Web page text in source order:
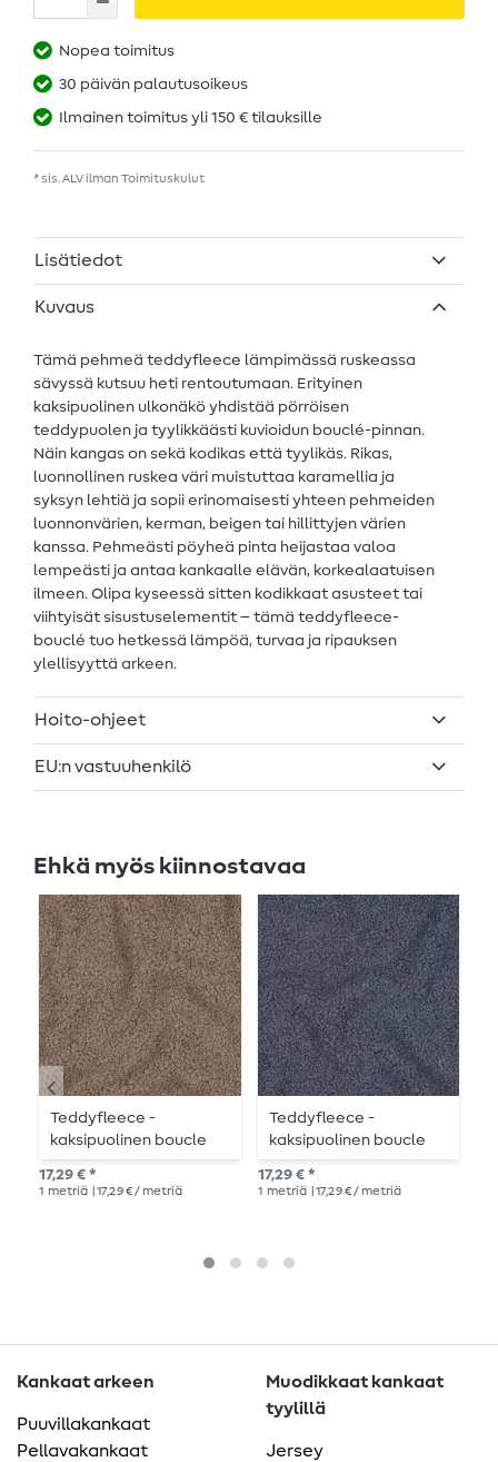
Nopea toimitus
30 päivän palautusoikeus
Ilmainen toimitus yli 150 € tilauksille
* sis. ALV ilman Toimituskulut
Lisätiedot
Kuvaus
Tämä pehmeä teddyfleece lämpimässä ruskeassa
sävyssä kutsuu heti rentoutumaan. Erityinen
kaksipuolinen ulkonäkö yhdistää pörröisen
teddypuolen ja tyylikkäästi kuvioidun bouclé-pinnan.
Näin kangas on sekä kodikas että tyylikäs. Rikas,
luonnollinen ruskea väri muistuttaa karamellia ja
syksyn lehtiä ja sopii erinomaisesti yhteen pehmeiden
luonnonvärien, kerman, beigen tai hillittyjen värien
kanssa. Pehmeästi pöyheä pinta heijastaa valoa
lempeästi ja antaa kankaalle elävän, korkealaatuisen
ilmeen. Olipa kyseessä sitten kodikkaat asusteet tai
viihtyisät sisustuselementit – tämä teddyfleece-
bouclé tuo hetkessä lämpöä, turvaa ja ripauksen
ylellisyyttä arkeen.
Hoito-ohjeet
EU:n vastuuhenkilö
Ehkä myös kiinnostavaa
Teddyfleece -
kaksipuolinen boucle
yksivärinen taupe
17,29 € *
1 metriä | 17,29 € / metriä
Teddyfleece -
kaksipuolinen boucle
yksivärinen
farkunsininen
17,29 € *
1 metriä | 17,29 € / metriä
Kankaat arkeen
Puuvillakankaat
Pellavakankaat
Muodikkaat kankaat
tyylillä
Jersey